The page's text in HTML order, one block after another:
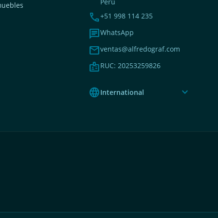
phone+51 998 114 235
chatWhatsApp
mailventas@alfredograf.com
badgeRUC: 20253259826
languageInternational expand_more